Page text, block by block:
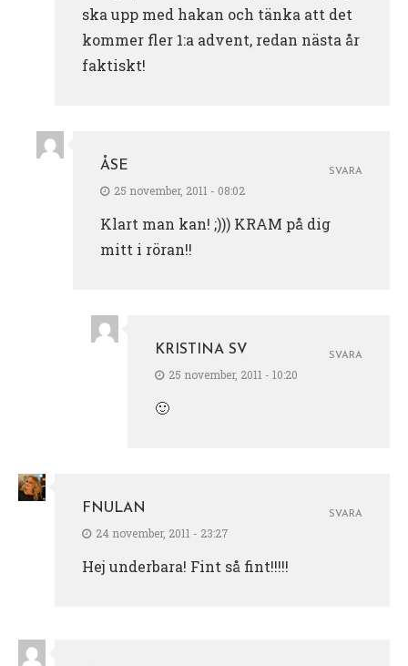
ska upp med hakan och tänka att det
kommer fler 1:a advent, redan nästa år
faktiskt!
ÅSE
25 november, 2011 - 08:02
Klart man kan! ;))) KRAM på dig
mitt i röran!!
SVARA
KRISTINA SV
25 november, 2011 - 10:20
🙂
SVARA
FNULAN
24 november, 2011 - 23:27
Hej underbara! Fint så fint!!!!!
SVARA